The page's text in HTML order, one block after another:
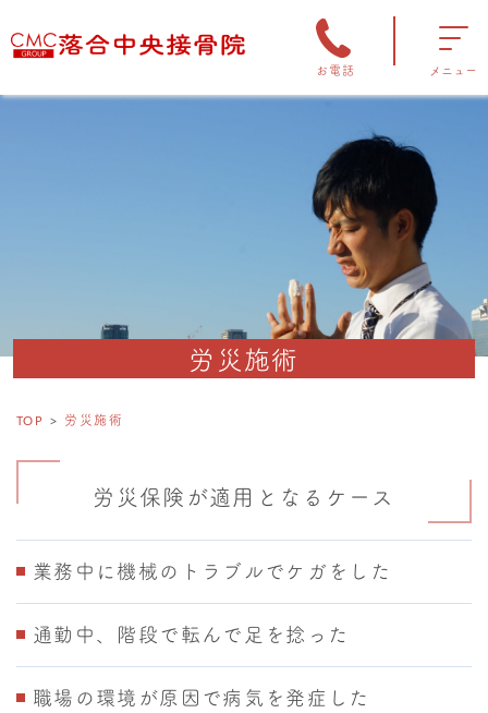
お電話 メニュー
労災施術
TOP 労災施術
労災保険が適用となるケース
業務中に機械のトラブルでケガをした
通勤中、階段で転んで足を捻った
職場の環境が原因で病気を発症した